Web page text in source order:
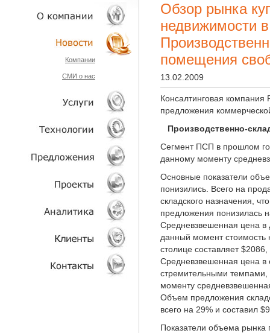
О КОМПАНИИ
НОВОСТИ
Компании
СМИ о нас
УСЛУГИ
ТЕХНОЛОГИИ
ОБЪЕКТЫ
ПРОЕКТЫ
АНАЛИТИКА
КЛИЕНТЫ
Обзор рынка
недвижимости
помещения
13.02.2009
Консалтинговая компания
предложения
Производственно-
Сегмент ПСП в прошлом
данному моменту
Основные показатели
понизились. Всего на
складского назначения,
предложения понизилась
Средневзвешенная цена в
данный момент стоимость
столице составляет
Средневзвешенная цена
стремительными темпами,
моменту
Объем предложения
всего на 29% и составил
Показатели объема рынка